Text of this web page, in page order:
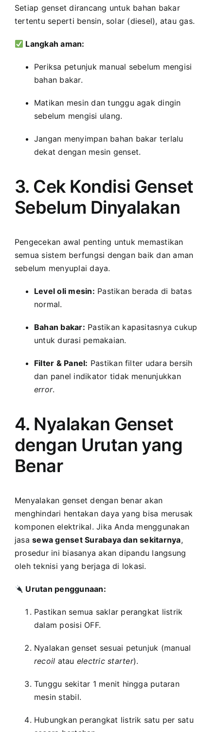
Setiap genset dirancang untuk bahan bakar
tertentu seperti bensin, solar (diesel), atau gas.
Langkah aman:
Periksa petunjuk manual sebelum mengisi
bahan bakar.
Matikan mesin dan tunggu agak dingin
sebelum mengisi ulang.
Jangan menyimpan bahan bakar terlalu
dekat dengan mesin genset.
3. Cek Kondisi Genset
Sebelum Dinyalakan
Pengecekan awal penting untuk memastikan
semua sistem berfungsi dengan baik dan aman
sebelum menyuplai daya.
Level oli mesin: Pastikan berada di batas
normal.
Bahan bakar: Pastikan kapasitasnya cukup
untuk durasi pemakaian.
Filter & Panel: Pastikan filter udara bersih
dan panel indikator tidak menunjukkan
error.
4. Nyalakan Genset
dengan Urutan yang
Benar
Menyalakan genset dengan benar akan
menghindari hentakan daya yang bisa merusak
komponen elektrikal. Jika Anda menggunakan
jasasewa genset Surabaya dan sekitarnya,
prosedur ini biasanya akan dipandu langsung
oleh teknisi yang berjaga di lokasi.
Urutan penggunaan:
Pastikan semua saklar perangkat listrik
dalam posisi OFF.
Nyalakan genset sesuai petunjuk (manual
recoil atau electric starter).
Tunggu sekitar 1 menit hingga putaran
mesin stabil.
Hubungkan perangkat listrik satu per satu